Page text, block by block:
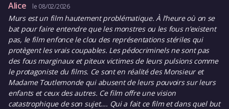
Alice le 08/02/2026
Murs est un film hautement problématique. À l’heure où on se
bat pour faire entendre que les monstres ou les fous n’existent
pas, le film enfonce le clou des représentations stériles qui
protègent les vrais coupables. Les pédocriminels ne sont pas
des fous marginaux et piteux victimes de leurs pulsions comme
le protagoniste du films. Ce sont en réalité des Monsieur et
Madame Toutlemonde qui abusent de leurs pouvoirs sur leurs
enfants et ceux des autres. Ce film offre une vision
catastrophique de son sujet…. Qui a fait ce film et dans quel but